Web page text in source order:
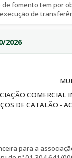
de fomento tem por
de
reestruturar
assistência ao
2026
COMERCIAL
DE CATALÃO -
para a